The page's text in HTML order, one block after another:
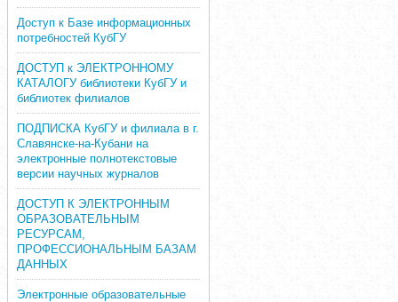
Доступ к Базе информационных
потребностей КубГУ
ДОСТУП к ЭЛЕКТРОННОМУ
КАТАЛОГУ библиотеки КубГУ и
библиотек филиалов
ПОДПИСКА КубГУ и филиала в г.
Славянске-на-Кубани на
электронные полнотекстовые
версии научных журналов
ДОСТУП К ЭЛЕКТРОННЫМ
ОБРАЗОВАТЕЛЬНЫМ
РЕСУРСАМ,
ПРОФЕССИОНАЛЬНЫМ БАЗАМ
ДАННЫХ
Электронные образовательные